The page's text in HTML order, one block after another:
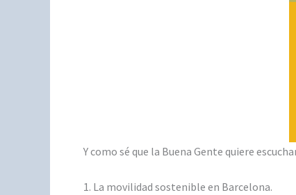
Y como sé que la Buena Gente quiere
1. La movilidad sostenible en Barcelona.